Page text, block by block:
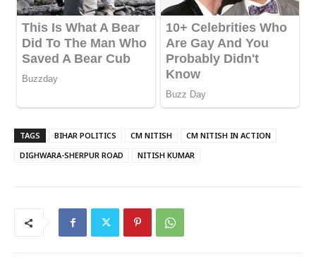
TAGS BIHAR POLITICS CM NITISH
CM NITISH IN ACTION
DIGHWARA-SHERPUR ROAD
NITISH KUMAR